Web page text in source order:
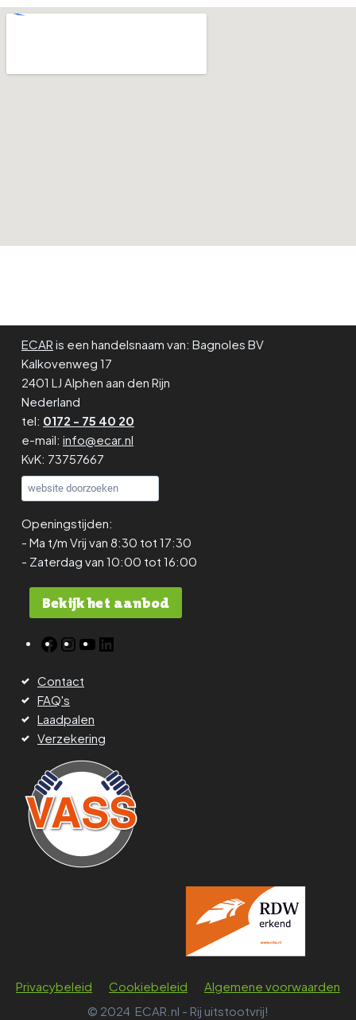
ECAR is een handelsnaam van: Bagnoles BV
Kalkovenweg 17
2401 LJ Alphen aan den Rijn
Nederland
tel: 0172 - 75 40 20
e-mail: info@ecar.nl
KvK: 73757667
Openingstijden:
- Ma t/m Vrij van 8:30 tot 17:30
- Zaterdag van 10:00 tot 16:00
Bekijk het aanbod
Contact
FAQ's
Laadpalen
Verzekering
Privacybeleid Cookiebeleid
Algemene voorwaarden
© 2024 ECAR.nl - Rij uitstootvrij!